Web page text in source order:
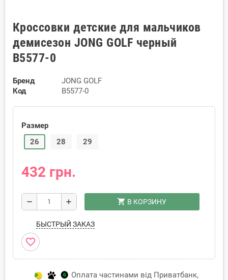
Кроссовки детские для мальчиков
демисезон JONG GOLF черный
B5577-0
Бренд
JONG GOLF
Код
B5577-0
Размер
26
28 29
432 грн.
remove add shopping_cart В КОРЗИНУ
БЫСТРЫЙ ЗАКАЗ
favorite_border
Оплата частинами від Приватбанк,